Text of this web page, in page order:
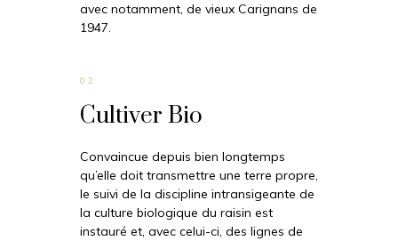
avec notamment, de vieux Carignans de
1947.
02
Cultiver Bio
Convaincue depuis bien longtemps
qu’elle doit transmettre une terre propre,
le suivi de la discipline intransigeante de
la culture biologique du raisin est
instauré et, avec celui-ci, des lignes de